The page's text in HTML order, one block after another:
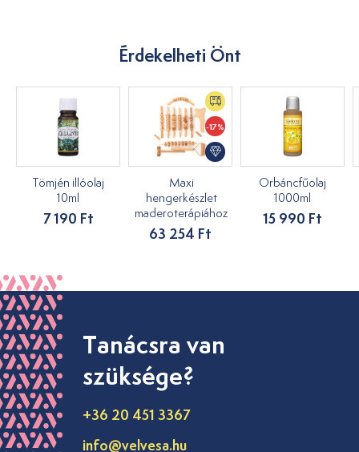
Érdekelheti Önt
Tömjén illóolaj
10ml
7 190 Ft
-17%
Maxi
hengerkészlet
maderoterápiához
63 254 Ft
Orbáncfűolaj
1000ml
15 990 Ft
Tanácsra van
szüksége?
+36 20 451 3367
info@velvesa.hu